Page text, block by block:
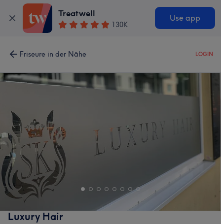
Treatwell
130K
Use app
Friseure in der Nähe LOGIN
Luxury Hair